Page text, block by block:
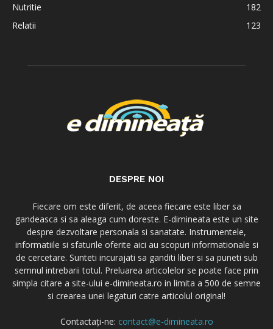
Nutritie
182
Relatii
123
DESPRE NOI
Fiecare om este diferit, de aceea fiecare este liber sa
gandeasca si sa aleaga cum doreste. E-dimineata este un site
despre dezvoltare personala si sanatate. Instrumentele,
informatiile si sfaturile oferite aici au scopuri informationale si
de cercetare. Sunteti incurajati sa ganditi liber si sa puneti sub
semnul intrebarii totul. Preluarea articolelor se poate face prin
simpla citare a site-ului e-dimineata.ro in limita a 500 de semne
si crearea unei legaturi catre articolul original!
Contactați-ne: contact@e-dimineata.ro